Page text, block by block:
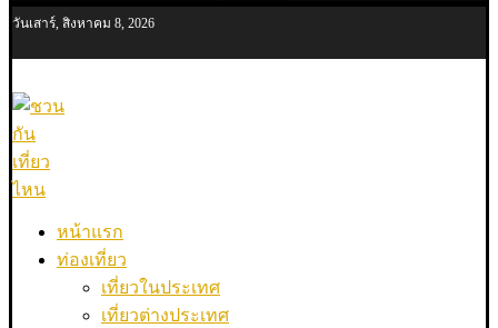
วันเสาร์, สิงหาคม 8, 2026
หน้าแรก
ท่องเที่ยว
เที่ยวในประเทศ
เที่ยวต่างประเทศ